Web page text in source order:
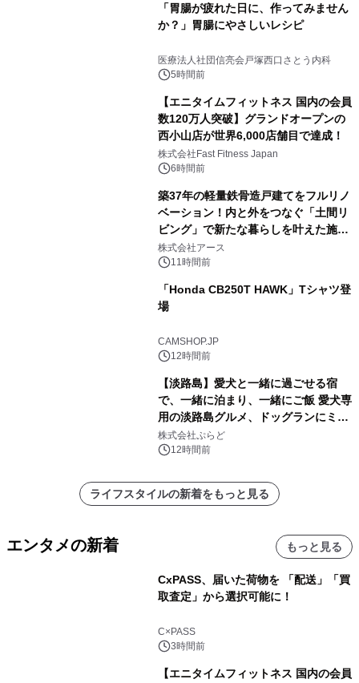
「胃腸が疲れた日に、作ってみません
か？」胃腸にやさしいレシピ
医療法人社団信亮会戸塚西口さとう内科
5時間前
【エニタイムフィットネス 国内の会員
数120万人突破】グランドオープンの
西小山店が世界6,000店舗目で達成！
株式会社Fast Fitness Japan
6時間前
築37年の軽量鉄骨造戸建てをフルリノ
ベーション！内と外をつなぐ「土間リ
ビング」で新たな暮らしを叶えた施工
事例を株式会社アースが公開
株式会社アース
11時間前
「Honda CB250T HAWK」Tシャツ登
場
CAMSHOP.JP
12時間前
【淡路島】愛犬と一緒に過ごせる宿
で、一緒に泊まり、一緒にご飯 愛犬専
用の淡路島グルメ、ドッグランにミニ
プール グランピングとトレーラーハウ
スの2施設で
株式会社ぷらど
12時間前
ライフスタイルの新着をもっと見る
エンタメの新着 もっと見る
CxPASS、届いた荷物を 「配送」「買
取査定」から選択可能に！
C×PASS
3時間前
【エニタイムフィットネス 国内の会員